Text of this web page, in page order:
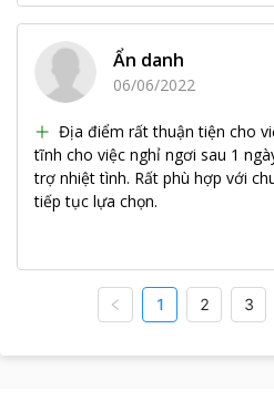
Ẩn danh
06/06/2022
Địa điểm rất thuận tiện cho
tĩnh cho việc nghỉ ngơi sau 1
trợ nhiệt tình. Rất phù hợp với
tiếp tục lựa chọn.
1 2 3